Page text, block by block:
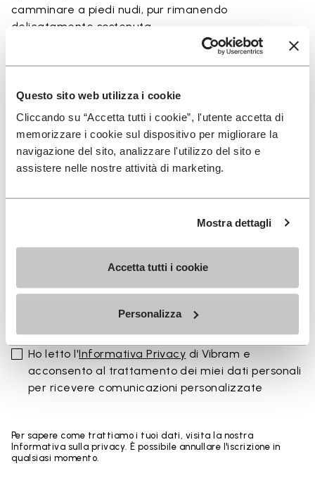
Questo sito web utilizza i cookie
Cliccando su “Accetta tutti i cookie”, l'utente accetta di
memorizzare i cookie sul dispositivo per migliorare la
navigazione del sito, analizzare l'utilizzo del sito e
assistere nelle nostre attività di marketing.
Mostra dettagli
Accetta tutti i cookie
Personalizza
camminare a piedi nudi, pur rimanendo
delicatamente sostenuta.
La gamma colori si integra perfettamente con la
palette stagionale delle calzature Vibram
abbinamento naturale e completo.
Disponibile in tre altezze per adattarsi al tuo ritmo
quotidiano.
Altezze dal bordo superiore al tallone: 25 CM
ISCRIVITI PER NON PERDERE LE NOSTRE ULTIME
Ho letto l'Informativa Privacy di Vibram e
acconsento al trattamento dei miei dati personali
per ricevere comunicazioni personalizzate
Per sapere come trattiamo i tuoi dati, visita la nostra
Informativa sulla privacy. È possibile annullare l'iscrizione in
qualsiasi momento.